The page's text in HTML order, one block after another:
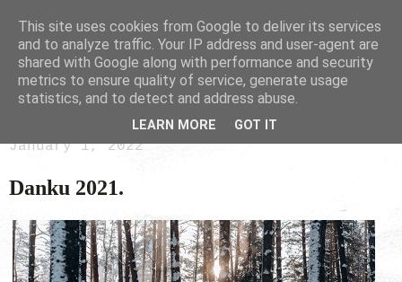
January 1, 2022
Danku 2021.
This site uses cookies from Google to deliver its services
and to analyze traffic. Your IP address and user-agent are
shared with Google along with performance and security
metrics to ensure quality of service, generate usage
statistics, and to detect and address abuse.
LEARN MORE GOT IT